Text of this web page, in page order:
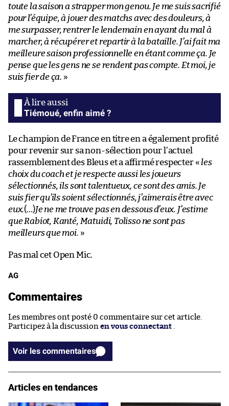
toute la saison a strapper mon genou. Je me suis sacrifié
pour l’équipe, à jouer des matchs avec des douleurs, à
me surpasser, rentrer le lendemain en ayant du mal à
marcher, à récupérer et repartir à la bataille. J’ai fait ma
meilleure saison professionnelle en étant comme ça. Je
pense que les gens ne se rendent pas compte. Et moi, je
suis fier de ça. »
Tiémoué, enfin aimé ?
Le champion de France en titre en a également profité
pour revenir sur sa non-sélection pour l’actuel
rassemblement des Bleus et a affirmé respecter « les
choix du coach et je respecte aussi les joueurs
sélectionnés, ils sont talentueux, ce sont des amis. Je
suis fier qu’ils soient sélectionnés, j’aimerais être avec
eux.(…)Je ne me trouve pas en dessous d’eux. J’estime
que Rabiot, Kanté, Matuidi, Tolisso ne sont pas
meilleurs que moi. »
Pas mal cet Open Mic.
AG
Commentaires
Les membres ont posté 0 commentaire sur cet article.
Participez à la discussion en vous connectant .
Voir les commentaires
Articles en tendances